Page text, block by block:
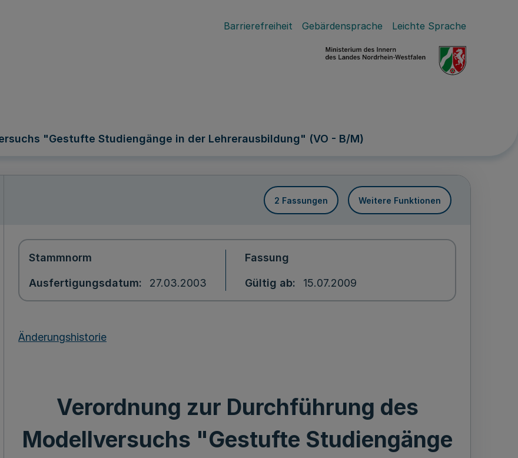
Barrierefreiheit Gebärdensprache Leichte Sprache
"Gestufte Studiengänge in der Lehrerausbildung" (VO - B/M)
2 Fassungen Weitere Funktionen
Stammnorm
Ausfertigungsdatum 27.03.2003
Fassung
Gültig ab 15.07.2009
Änderungshistorie
Verordnung zur Durchführung des
Modellversuchs "Gestufte Studiengänge